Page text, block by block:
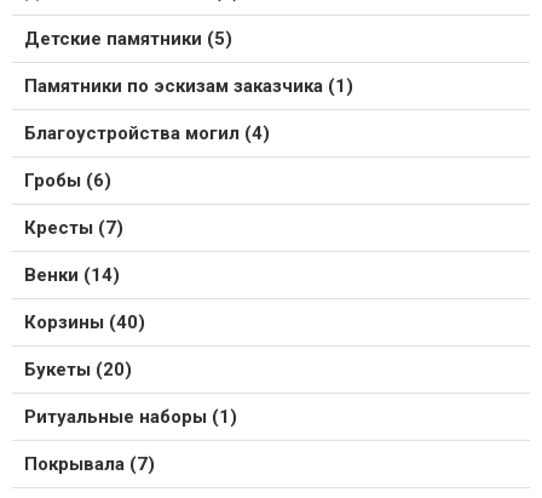
Детские памятники (5)
Памятники по эскизам заказчика (1)
Благоустройства могил (4)
Гробы (6)
Кресты (7)
Венки (14)
Корзины (40)
Букеты (20)
Ритуальные наборы (1)
Покрывала (7)